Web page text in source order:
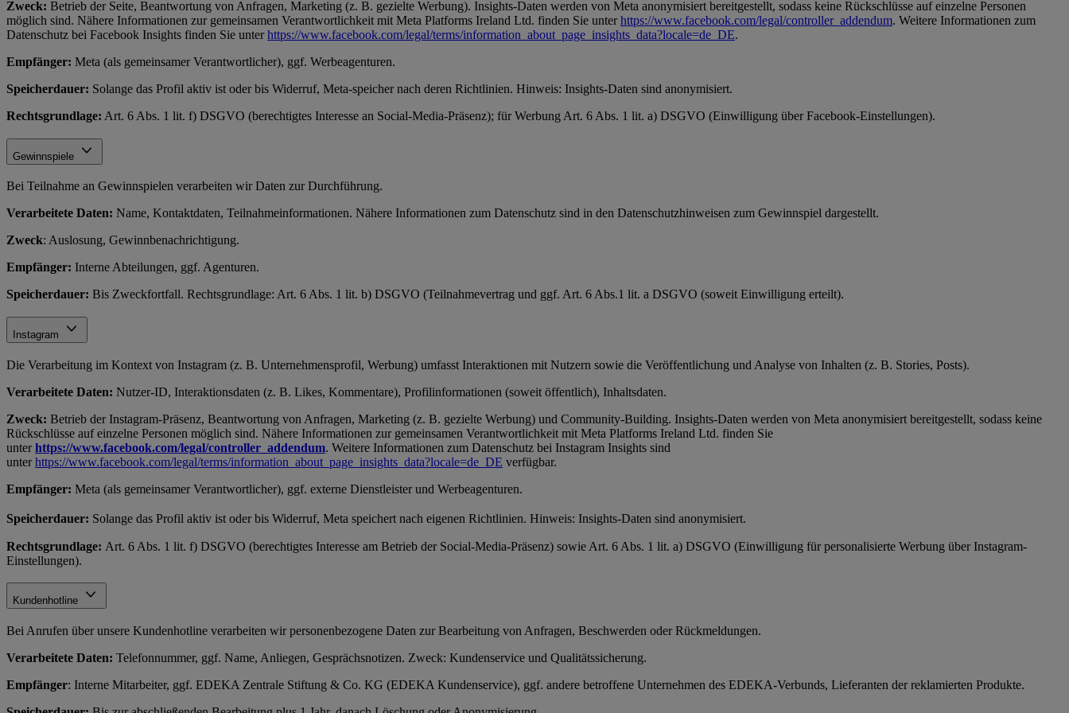
Zweck: Betrieb der Seite, Beantwortung von Anfragen, Marketing (z. B. gezielte Werbung). Insights-Daten werden von Meta anonymisiert bereitgestellt, sodass keine Rückschlüsse auf einzelne Personen
möglich sind. Nähere Informationen zur gemeinsamen Verantwortlichkeit mit Meta Platforms Ireland Ltd. finden Sie unterhttps://www.facebook.com/legal/controller_addendum. Weitere Informationen zum
Datenschutz bei Facebook Insights finden Sie unterhttps://www.facebook.com/legal/terms/information_about_page_insights_data?locale=de_DE.
Empfänger: Meta (als gemeinsamer Verantwortlicher), ggf. Werbeagenturen.
Speicherdauer: Solange das Profil aktiv ist oder bis Widerruf, Meta-speicher nach deren Richtlinien. Hinweis: Insights-Daten sind anonymisiert.
Rechtsgrundlage: Art. 6 Abs. 1 lit. f) DSGVO (berechtigtes Interesse an Social-Media-Präsenz); für Werbung Art. 6 Abs. 1 lit. a) DSGVO (Einwilligung über Facebook-Einstellungen).
Gewinnspiele
Bei Teilnahme an Gewinnspielen verarbeiten wir Daten zur Durchführung.
Verarbeitete Daten: Name, Kontaktdaten, Teilnahmeinformationen. Nähere Informationen zum Datenschutz sind in den Datenschutzhinweisen zum Gewinnspiel dargestellt.
Zweck: Auslosung, Gewinnbenachrichtigung.
Empfänger: Interne Abteilungen, ggf. Agenturen.
Speicherdauer: Bis Zweckfortfall. Rechtsgrundlage: Art. 6 Abs. 1 lit. b) DSGVO (Teilnahmevertrag und ggf. Art. 6 Abs.1 lit. a DSGVO (soweit Einwilligung erteilt).
Instagram
Die Verarbeitung im Kontext von Instagram (z. B. Unternehmensprofil, Werbung) umfasst Interaktionen mit Nutzern sowie die Veröffentlichung und Analyse von Inhalten (z. B. Stories, Posts).
Verarbeitete Daten: Nutzer-ID, Interaktionsdaten (z. B. Likes, Kommentare), Profilinformationen (soweit öffentlich), Inhaltsdaten.
Zweck: Betrieb der Instagram-Präsenz, Beantwortung von Anfragen, Marketing (z. B. gezielte Werbung) und Community-Building. Insights-Daten werden von Meta anonymisiert bereitgestellt, sodass keine
Rückschlüsse auf einzelne Personen möglich sind. Nähere Informationen zur gemeinsamen Verantwortlichkeit mit Meta Platforms Ireland Ltd. finden Sie
unterhttps://www.facebook.com/legal/controller_addendum. Weitere Informationen zum Datenschutz bei Instagram Insights sind
unterhttps://www.facebook.com/legal/terms/information_about_page_insights_data?locale=de_DE verfügbar.
Empfänger: Meta (als gemeinsamer Verantwortlicher), ggf. externe Dienstleister und Werbeagenturen.
Speicherdauer: Solange das Profil aktiv ist oder bis Widerruf, Meta speichert nach eigenen Richtlinien. Hinweis: Insights-Daten sind anonymisiert.
Rechtsgrundlage: Art. 6 Abs. 1 lit. f) DSGVO (berechtigtes Interesse am Betrieb der Social-Media-Präsenz) sowie Art. 6 Abs. 1 lit. a) DSGVO (Einwilligung für personalisierte Werbung über Instagram-
Einstellungen).
Kundenhotline
Bei Anrufen über unsere Kundenhotline verarbeiten wir personenbezogene Daten zur Bearbeitung von Anfragen, Beschwerden oder Rückmeldungen.
Verarbeitete Daten: Telefonnummer, ggf. Name, Anliegen, Gesprächsnotizen. Zweck: Kundenservice und Qualitätssicherung.
Empfänger: Interne Mitarbeiter, ggf. EDEKA Zentrale Stiftung & Co. KG (EDEKA Kundenservice), ggf. andere betroffene Unternehmen des EDEKA-Verbunds, Lieferanten der reklamierten Produkte.